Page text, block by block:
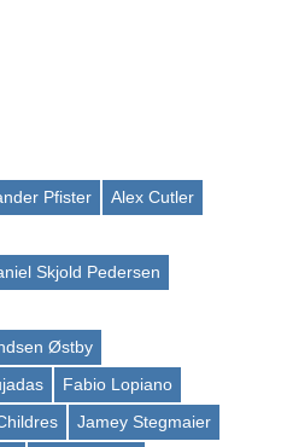
Pfister
Alex Cutler
Skjold Pedersen
Østby
Fabio Lopiano
Jamey Stegmaier